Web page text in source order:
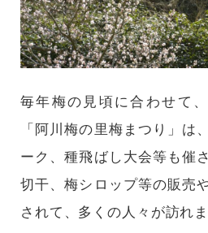
毎年梅の見頃に合わせて
「阿川梅の里梅まつり」は
ーク、種飛ばし大会等も催
切干、梅シロップ等の販売
されて、多くの人々が訪れま